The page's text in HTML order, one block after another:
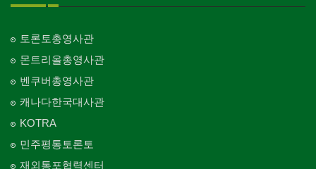
토론토총영사관
몬트리올총영사관
벤쿠버총영사관
캐나다한국대사관
KOTRA
민주평통토론토
재외통포협력센터